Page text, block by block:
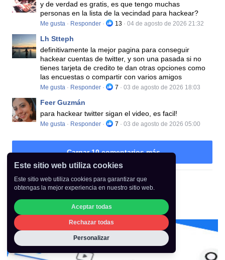
Este sitio web utiliza cookies
Este sitio web utiliza cookies para garantizar que
obtengas la mejor experiencia en nuestro sitio web.
Aceptar todas
Rechazar todas
Personalizar